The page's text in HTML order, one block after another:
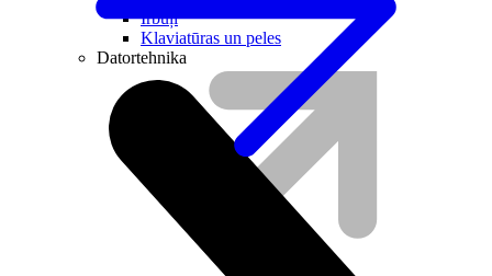
Irbuļi
Klaviatūras un peles
Datortehnika